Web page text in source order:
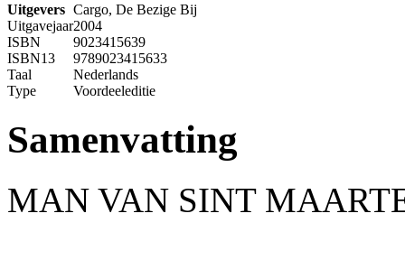
Uitgevers Cargo, De Bezige Bij
Uitgavejaar2004
ISBN
9023415639
ISBN13
9789023415633
Taal
Nederlands
Type
Voordeeleditie
Samenvatting
MAN VAN SINT